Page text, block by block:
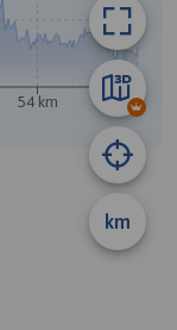
km
54 km 72 km